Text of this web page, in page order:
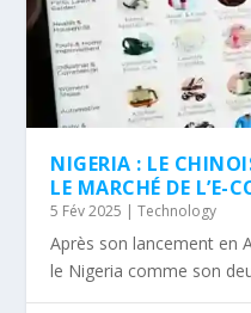
NIGERIA : LE
LE MARCHÉ DE L’E-
5 Fév 2025 |Technology
Après son lancement en
le Nigeria comme son